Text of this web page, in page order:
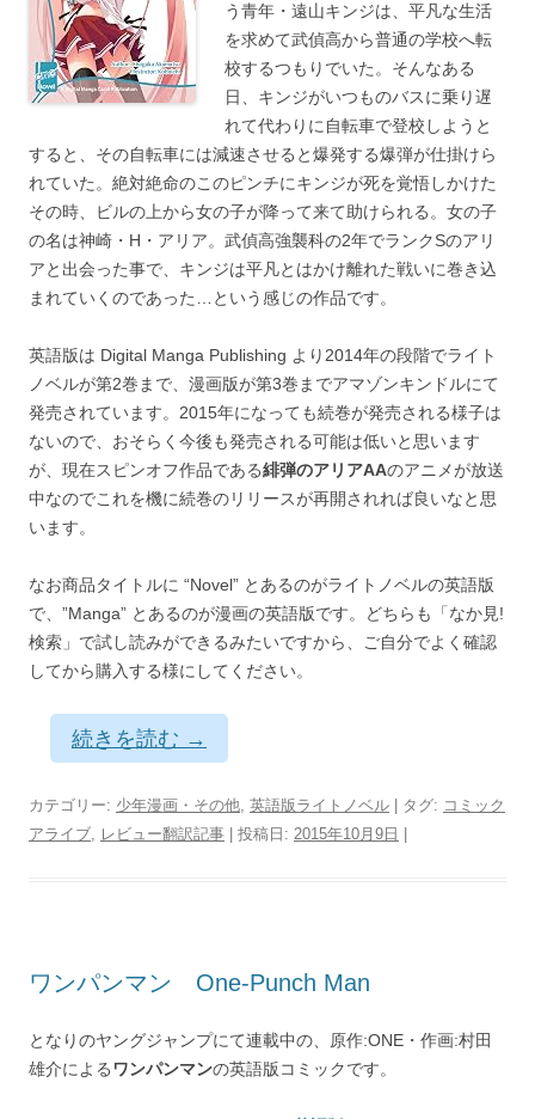
う青年・遠山キンジは、平凡な生活
を求めて武偵高から普通の学校へ転
校するつもりでいた。そんなある
日、キンジがいつものバスに乗り遅
れて代わりに自転車で登校しようと
すると、その自転車には減速させると爆発する爆弾が仕掛けら
れていた。絶対絶命のこのピンチにキンジが死を覚悟しかけた
その時、ビルの上から女の子が降って来て助けられる。女の子
の名は神崎・H・アリア。武偵高強襲科の2年でランクSのアリ
アと出会った事で、キンジは平凡とはかけ離れた戦いに巻き込
まれていくのであった…という感じの作品です。
英語版は Digital Manga Publishing より2014年の段階でライト
ノベルが第2巻まで、漫画版が第3巻までアマゾンキンドルにて
発売されています。2015年になっても続巻が発売される様子は
ないので、おそらく今後も発売される可能は低いと思います
が、現在スピンオフ作品である緋弾のアリアAAのアニメが放送
中なのでこれを機に続巻のリリースが再開されれば良いなと思
います。
なお商品タイトルに “Novel” とあるのがライトノベルの英語版
で、”Manga” とあるのが漫画の英語版です。どちらも「なか見!
検索」で試し読みができるみたいですから、ご自分でよく確認
してから購入する様にしてください。
続きを読む →
カテゴリー: 少年漫画・その他, 英語版ライトノベル | タグ: コミック
アライブ, レビュー翻訳記事 | 投稿日: 2015年10月9日
ワンパンマン One-Punch Man
となりのヤングジャンプにて連載中の、原作:ONE・作画:村田
雄介による ワンパンマンの英語版コミックです。